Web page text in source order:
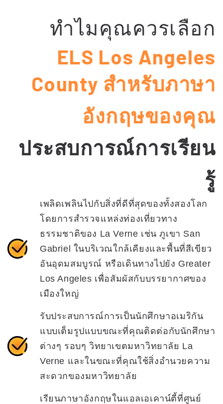
ทำไมคุณควรเลือก
ELS Los Angeles
County สำหรับภาษา
อังกฤษของคุณ
ประสบการณ์การเรียน
รู้
เพลิดเพลินไปกับสิ่งที่ดีที่สุดของทั้งสองโลก
โดยการสำรวจแหล่งท่องเที่ยวทาง
ธรรมชาติของ La Verne เช่น ภูเขา San
Gabriel ในบริเวณใกล้เคียงและพื้นที่สีเขียว
อันอุดมสมบูรณ์ หรือเดินทางไปยัง Greater
Los Angeles เพื่อสัมผัสกับบรรยากาศของ
เมืองใหญ่
รับประสบการณ์การเป็นนักศึกษาอเมริกัน
แบบเต็มรูปแบบขณะที่คุณติดต่อกับนักศึกษา
ต่างๆ รอบๆ วิทยาเขตมหาวิทยาลัย La
Verne และในขณะที่คุณใช้สิ่งอำนวยความ
สะดวกของมหาวิทยาลัย
เรียนภาษาอังกฤษในแอลเอเคาน์ตี้ที่ศูนย์